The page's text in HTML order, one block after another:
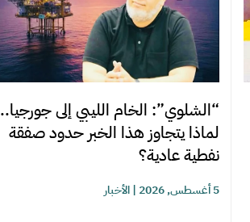
“الشلوي”: الخام الليبي إلى جورجيا..
لماذا يتجاوز هذا الخبر حدود صفقة
نفطية عادية؟
5 أغسطس, 2026 |الأخبار